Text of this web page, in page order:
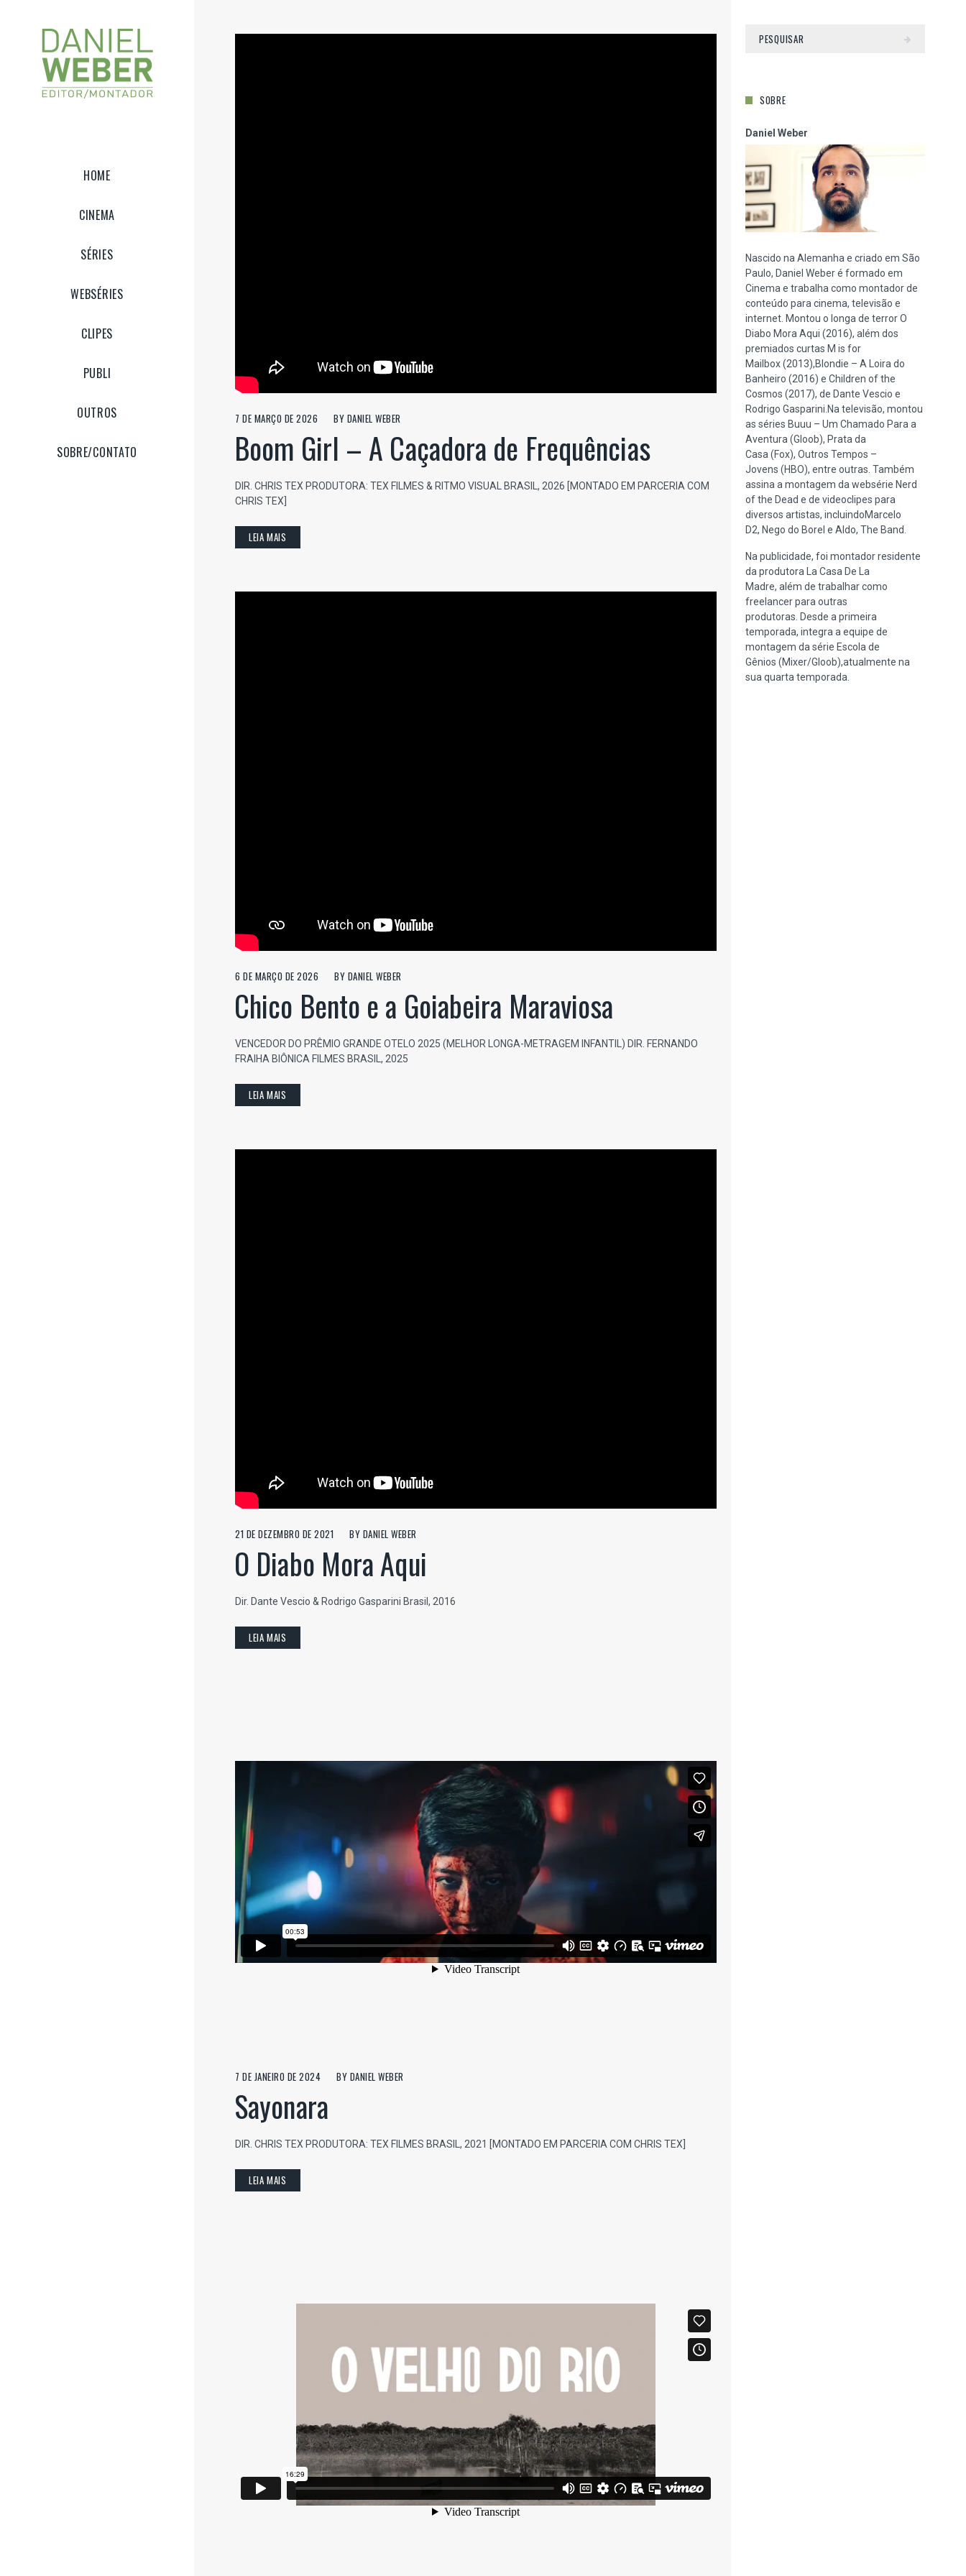
HOME
CINEMA
SÉRIES
WEBSÉRIES
CLIPES
PUBLI
OUTROS
SOBRE/CONTATO
7 DE MARÇO DE 2026 BY DANIEL WEBER
Boom Girl – A Caçadora de Frequências
DIR. CHRIS TEX PRODUTORA: TEX FILMES & RITMO VISUAL BRASIL, 2026 [MONTADO EM PARCERIA COM
CHRIS TEX]
LEIA MAIS
6 DE MARÇO DE 2026 BY DANIEL WEBER
Chico Bento e a Goiabeira Maraviosa
VENCEDOR DO PRÊMIO GRANDE OTELO 2025 (MELHOR LONGA-METRAGEM INFANTIL) DIR. FERNANDO
FRAIHA BIÔNICA FILMES BRASIL, 2025
LEIA MAIS
21 DE DEZEMBRO DE 2021 BY DANIEL WEBER
O Diabo Mora Aqui
Dir. Dante Vescio & Rodrigo Gasparini Brasil, 2016
LEIA MAIS
7 DE JANEIRO DE 2024 BY DANIEL WEBER
Sayonara
DIR. CHRIS TEX PRODUTORA: TEX FILMES BRASIL, 2021 [MONTADO EM PARCERIA COM CHRIS TEX]
LEIA MAIS
SOBRE
Daniel Weber
Nascido na Alemanha e criado em São
Paulo, Daniel Weber é formado em
Cinema e trabalha como montador de
conteúdo para cinema, televisão e
internet. Montou o longa de terror O
Diabo Mora Aqui (2016), além dos
premiados curtas M is for
Mailbox (2013),Blondie – A Loira do
Banheiro (2016) e Children of the
Cosmos (2017), de Dante Vescio e
Rodrigo Gasparini.Na televisão, montou
as séries Buuu – Um Chamado Para a
Aventura (Gloob), Prata da
Casa (Fox), Outros Tempos –
Jovens (HBO), entre outras. Também
assina a montagem da websérie Nerd
of the Dead e de videoclipes para
diversos artistas, incluindoMarcelo
D2, Nego do Borel e Aldo, The Band.
Na publicidade, foi montador residente
da produtora La Casa De La
Madre, além de trabalhar como
freelancer para outras
produtoras. Desde a primeira
temporada, integra a equipe de
montagem da série Escola de
Gênios (Mixer/Gloob),atualmente na
sua quarta temporada.